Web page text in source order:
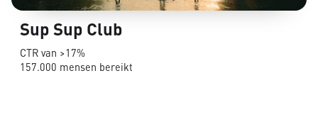
Sup Sup Club
CTR van >17%
157.000 mensen bereikt